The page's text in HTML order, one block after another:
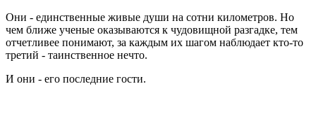
Они - единственные живые души на сотни километров. Но
чем ближе ученые оказываются к чудовищной разгадке, тем
отчетливее понимают, за каждым их шагом наблюдает кто-то
третий - таинственное нечто.
И они - его последние гости.